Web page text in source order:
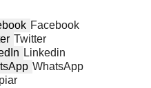
Facebook
Twitter
Linkedin
WhatsApp